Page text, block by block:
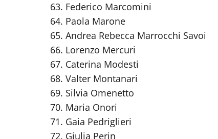
Federico Marcomini
Paola Marone
Andrea Rebecca Marrocchi Savoi
Lorenzo Mercuri
Caterina Modesti
Valter Montanari
Silvia Omenetto
Maria Onori
Gaia Pedriglieri
Giulia Perin